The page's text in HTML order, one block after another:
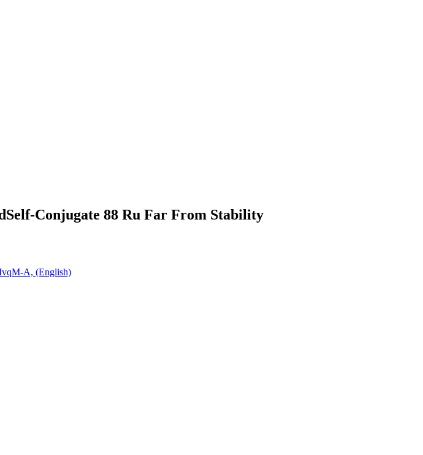
Conjugate 88 Ru Far From Stability
A, (English)